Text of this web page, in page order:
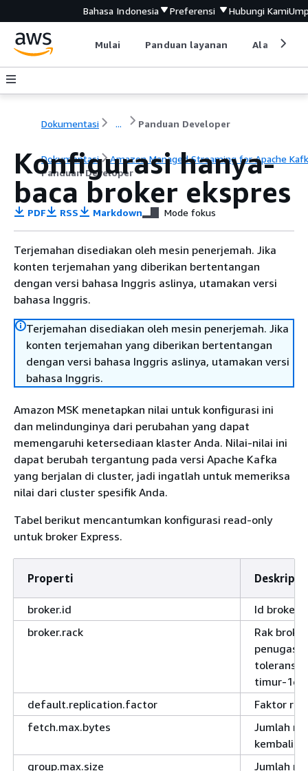
Bahasa Indonesia Preferensi Hubungi Kami
Mulai Panduan layanan Alat
Dokumentasi ... Panduan Developer
Dokumentasi
Amazon Managed Streaming for Apache
Panduan Developer
Konfigurasi hanya-
baca broker ekspres
PDF RSS Markdown Mode fokus
Terjemahan disediakan oleh mesin penerjemah. Jika
konten terjemahan yang diberikan bertentangan
dengan versi bahasa Inggris aslinya, utamakan versi
bahasa Inggris.
Terjemahan disediakan oleh mesin penerjemah. Jika
konten terjemahan yang diberikan bertentangan
dengan versi bahasa Inggris aslinya, utamakan versi
bahasa Inggris.
Amazon MSK menetapkan nilai untuk konfigurasi ini
dan melindunginya dari perubahan yang dapat
memengaruhi ketersediaan klaster Anda. Nilai-nilai ini
dapat berubah tergantung pada versi Apache Kafka
yang berjalan di cluster, jadi ingatlah untuk memeriksa
nilai dari cluster spesifik Anda.
Tabel berikut mencantumkan konfigurasi read-only
untuk broker Express.
Properti Deskripsi
broker.id
Id broker
broker.rack
Rak
toleransi
timur-1d`
default.replication.factor
Faktor
fetch.max.bytes
Jumlah
group.max.size
Jumlah